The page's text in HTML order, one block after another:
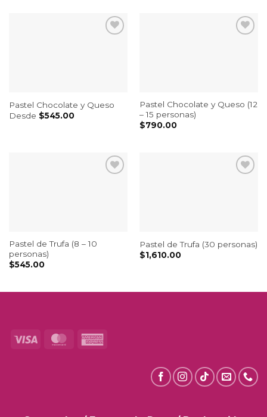
Pastel Chocolate y Queso
Desde $545.00
Pastel Chocolate y Queso (12
– 15 personas)
$790.00
Pastel de Trufa (8 – 10
personas)
$545.00
Pastel de Trufa (30 personas)
$1,610.00
Visa MasterCard